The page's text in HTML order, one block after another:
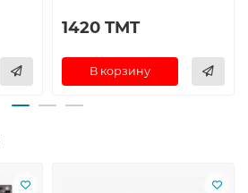
1420 TMT
В корзину